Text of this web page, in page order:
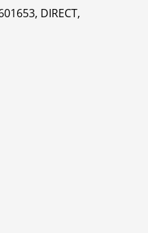
DIRECT,